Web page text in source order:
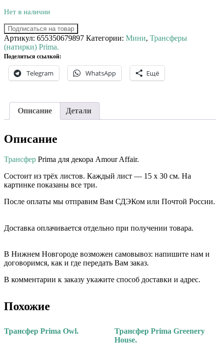
Нет в наличии
Подписаться на товар
Артикул: 655350679897 Категории: Мини, Трансферы
(натирки) Prima.
Поделиться ссылкой:
Telegram WhatsApp Ещё
Описание Детали
Описание
Трансфер Prima для декора Amour Affair.
Состоит из трёх листов. Каждый лист — 15 х 30 см. На
картинке показаны все три.
После оплаты мы отправим Вам СДЭКом или Почтой России.
Доставка оплачивается отдельно при получении товара. ⠀⠀
В Нижнем Новгороде возможен самовывоз: напишите нам и
договоримся, как и где передать Вам заказ.
В комментарии к заказу укажите способ доставки и адрес.
Похожие
Трансфер Prima Owl.
Трансфер Prima Greenery
House.